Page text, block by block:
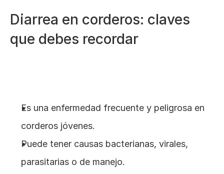
Diarrea en corderos: claves
que debes recordar
Es una enfermedad frecuente y peligrosa en
corderos jóvenes.
Puede tener causas bacterianas, virales,
parasitarias o de manejo.